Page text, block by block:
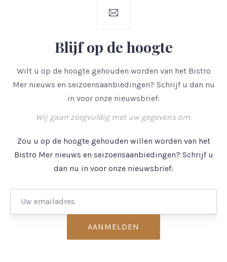
Blijf op de hoogte
Wilt u op de hoogte gehouden worden van het Bistro
Mer nieuws en seizoensaanbiedingen? Schrijf u dan nu
in voor onze nieuwsbrief:
Wij gaan zorgvuldig met uw gegevens om.
Zou u op de hoogte gehouden willen worden van het
Bistro Mer nieuws en seizoensaanbiedingen? Schrijf u
dan nu in voor onze nieuwsbrief: